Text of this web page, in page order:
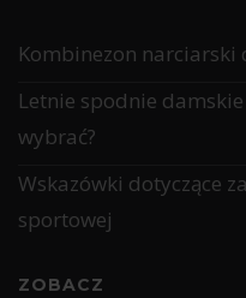
Kombinezon narciarski
Letnie spodnie
wybrać?
Wskazówki dotyczące
sportowej
ZOBACZ